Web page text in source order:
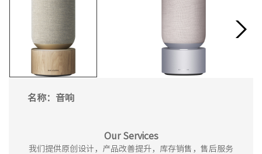
名称：音响
Our Services
我们提供原创设计，产品改善提升，库存销售，售后服务